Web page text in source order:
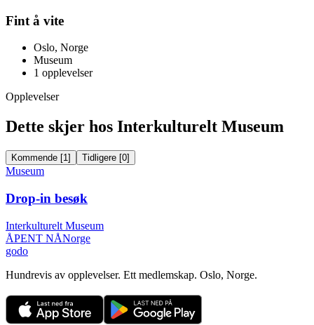
Fint å vite
Oslo, Norge
Museum
1 opplevelser
Opplevelser
Dette skjer hos Interkulturelt Museum
Kommende [1] Tidligere [0]
Museum
Drop-in besøk
Interkulturelt Museum
ÅPENT NÅNorge
godo
Hundrevis av opplevelser. Ett medlemskap. Oslo, Norge.